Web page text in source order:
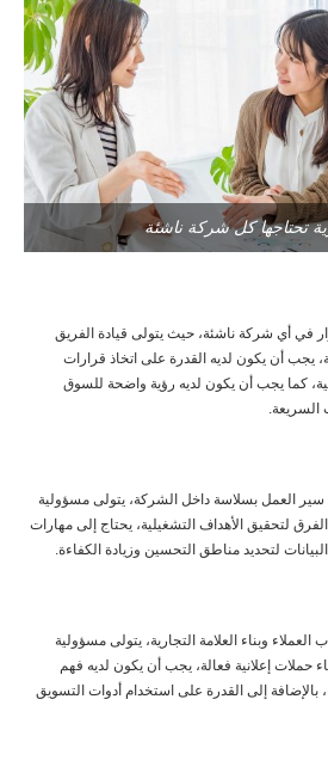
تحتاجها كل شركة ناشئة
في أي شركة ناشئة، حيث يتولى قيادة الفريق
يجب أن يكون لديه القدرة على اتخاذ قرارات
كما يجب أن يكون لديه رؤية واضحة للسوق
السريعة.
العمل بسلاسة داخل الشركة، يتولى مسؤولية
لتحقيق الأهداف التشغيلية، يحتاج إلى مهارات
لتحديد مناطق التحسين وزيادة الكفاءة.
وبناء العلامة التجارية، يتولى مسؤولية
حملات إعلانية فعالة، يجب أن يكون لديه فهم
بالإضافة إلى القدرة على استخدام أدوات التسويق